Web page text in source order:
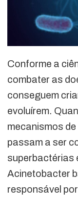
Conforme a
combater as
conseguem
evoluírem.
mecanismos
passam a ser
superbactérias
Acinetobacter
responsável